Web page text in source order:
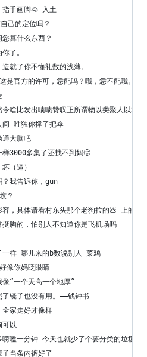
指手画脚🐴 入土
己的定位吗？
算什么东西？
了。
就了你不懂礼数的浅薄。
是官方的许可，恁配吗？哦，恁不配哦。啥
啥比发出啧啧赞叹正所谓物以类聚人以群
间 唯独你撑了把伞
通大脑吧
样3000多集了还找不到妈🙂
（逼）
？我告诉你，gun
？
容，具体请看村东头那个老狗拉的💩 上的蛆
胸的，怕别人不知道你是飞机场吗
一样 哪儿来的b数说别人 菜鸡
像你妈眨眼睛
“一个天高一个地厚”
了镜子也没有用。——钱钟书
全家走好才像样
可以
嗑一分钟 今天也就少了个要分类的垃圾
当条内裤好了